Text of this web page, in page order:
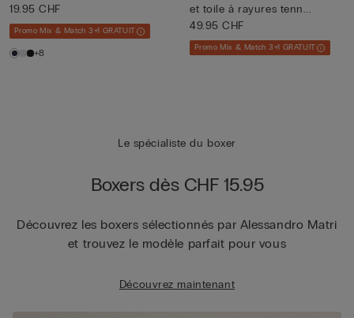
19.95 CHF
Promo Mix & Match 3+1 GRATUIT
+8
et toile à rayures tenn...
49.95 CHF
Promo Mix & Match 3+1 GRATUIT
Le spécialiste du boxer
Boxers dès CHF 15.95
Découvrez les boxers sélectionnés par Alessandro Matri
et trouvez le modèle parfait pour vous
Découvrez maintenant